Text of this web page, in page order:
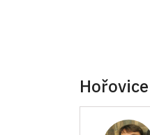
Hořovice